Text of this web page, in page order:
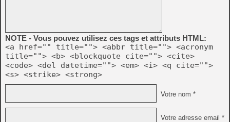
NOTE - Vous pouvez utilisez ces tags et attributs HTML:
<a href="" title=""> <abbr title=""> <acronym
title=""> <b> <blockquote cite=""> <cite>
<code> <del datetime=""> <em> <i> <q cite="">
<s> <strike> <strong>
Votre nom *
Votre adresse email *